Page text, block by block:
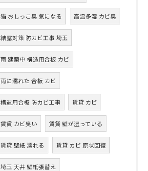
猫 おしっこ臭 気になる 高温多湿 カビ臭
結露対策 防カビ工事 埼玉
雨 建築中 構造用合板 カビ
雨に濡れた 合板 カビ
構造用合板 防カビ工事 賃貸 カビ
賃貸 カビ臭い 賃貸 壁が湿っている
賃貸 壁紙 濡れる 賃貸 カビ 原状回復
埼玉 天井 壁紙張替え